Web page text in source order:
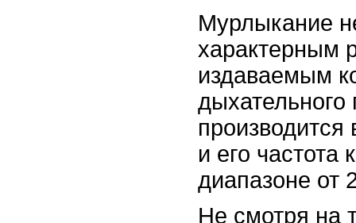
Мурлыкание
характерным
издаваемым
дыхательного
производится
и его частота
диапазоне от
Не смотря на